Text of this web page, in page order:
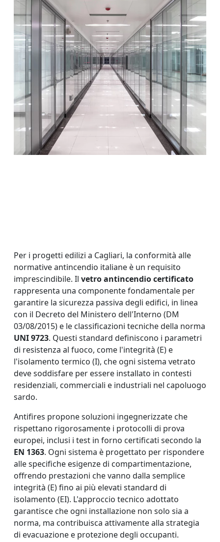
Per i progetti edilizi a Cagliari, la conformità alle
normative antincendio italiane è un requisito
imprescindibile. Il vetro antincendio certificato
rappresenta una componente fondamentale per
garantire la sicurezza passiva degli edifici, in linea
con il Decreto del Ministero dell'Interno (DM
03/08/2015) e le classificazioni tecniche della norma
UNI 9723. Questi standard definiscono i parametri
di resistenza al fuoco, come l'integrità (E) e
l'isolamento termico (I), che ogni sistema vetrato
deve soddisfare per essere installato in contesti
residenziali, commerciali e industriali nel capoluogo
sardo.
Antifires propone soluzioni ingegnerizzate che
rispettano rigorosamente i protocolli di prova
europei, inclusi i test in forno certificati secondo la
EN 1363. Ogni sistema è progettato per rispondere
alle specifiche esigenze di compartimentazione,
offrendo prestazioni che vanno dalla semplice
integrità (E) fino ai più elevati standard di
isolamento (EI). L'approccio tecnico adottato
garantisce che ogni installazione non solo sia a
norma, ma contribuisca attivamente alla strategia
di evacuazione e protezione degli occupanti.